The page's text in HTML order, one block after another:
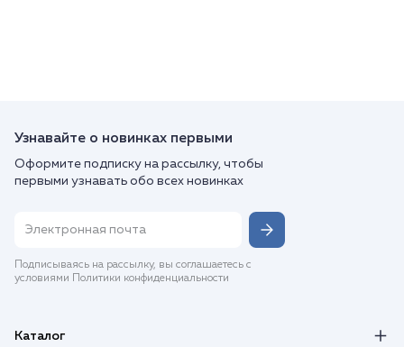
Узнавайте о новинках первыми
Оформите подписку на рассылку, чтобы
первыми узнавать обо всех новинках
Подписываясь на рассылку, вы соглашаетесь с
условиями Политики конфиденциальности
Каталог